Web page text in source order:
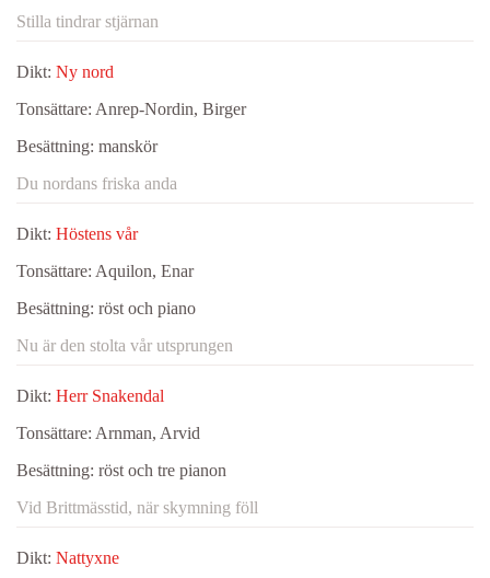
Stilla tindrar stjärnan
Dikt: Ny nord
Tonsättare: Anrep-Nordin, Birger
Besättning: manskör
Du nordans friska anda
Dikt: Höstens vår
Tonsättare: Aquilon, Enar
Besättning: röst och piano
Nu är den stolta vår utsprungen
Dikt: Herr Snakendal
Tonsättare: Arnman, Arvid
Besättning: röst och tre pianon
Vid Brittmässtid, när skymning föll
Dikt: Nattyxne